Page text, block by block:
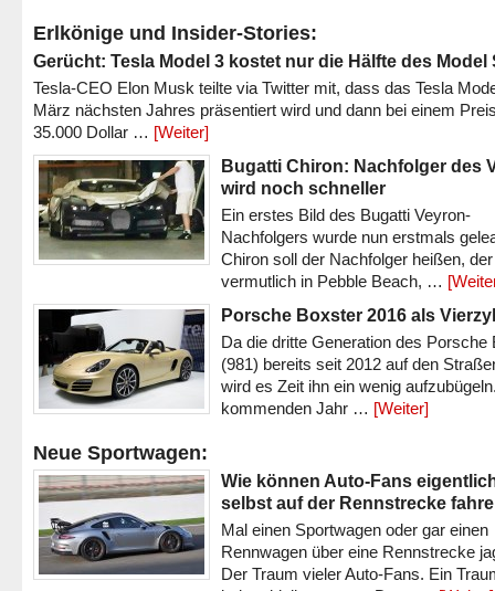
Erlkönige und Insider-Stories:
Gerücht: Tesla Model 3 kostet nur die Hälfte des Model
Tesla-CEO Elon Musk teilte via Twitter mit, dass das Tesla
März nächsten Jahres präsentiert wird und dann bei einem
35.000 Dollar … [Weiter]
Bugatti Chiron: Nachfolger des
wird noch schneller
Ein erstes Bild des Bugatti Veyron-
Nachfolgers wurde nun erstmals
Chiron soll der Nachfolger heißen, der
vermutlich in Pebble Beach, …
Porsche Boxster 2016 als
Da die dritte Generation des Porsche
(981) bereits seit 2012 auf den
wird es Zeit ihn ein wenig
kommenden Jahr … [Weiter]
Neue Sportwagen:
Wie können Auto-Fans
selbst auf der Rennstrecke
Mal einen Sportwagen oder gar einen
Rennwagen über eine Rennstrecke
Der Traum vieler Auto-Fans. Ein